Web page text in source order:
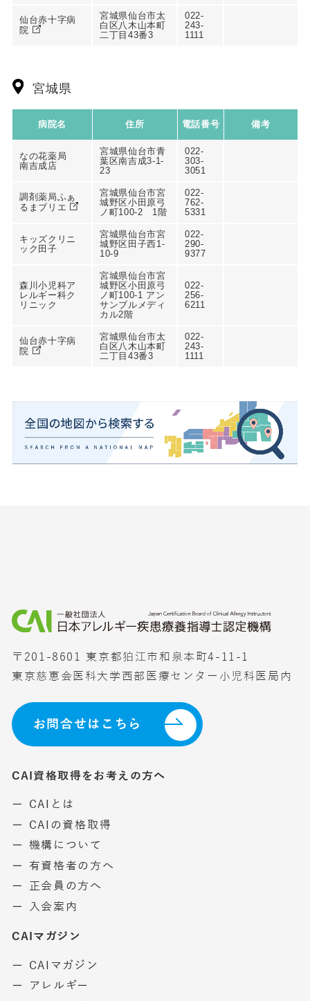
仙台赤十字病
院
宮城県仙台市太
白区八木山本町
二丁目43番3
022-
243-
1111
宮城県
病院名 住所 電話番号 備考
なの花薬局
南吉成店
宮城県仙台市青
葉区南吉成3-1-
23
022-
303-
3051
調剤薬局ふぁ
るまブリエ
宮城県仙台市宮
城野区小田原弓
ノ町100-2 1階
022-
762-
5331
キッズクリニ
ック田子
宮城県仙台市宮
城野区田子西1-
10-9
022-
290-
9377
森川小児科ア
レルギー科ク
リニック
宮城県仙台市宮
城野区小田原弓
ノ町100-1 アン
サンブルメディ
カル2階
022-
256-
6211
仙台赤十字病
院
宮城県仙台市太
白区八木山本町
二丁目43番3
022-
243-
1111
〒201-8601 東京都狛江市和泉本町4-11-1
東京慈恵会医科大学西部医療センター小児科医局内
お問合せはこちら
CAI資格取得をお考えの方へ
ー CAIとは
ー CAIの資格取得
ー 機構について
ー 有資格者の方へ
ー 正会員の方へ
ー 入会案内
CAIマガジン
ー CAIマガジン
ー アレルギー